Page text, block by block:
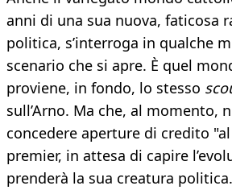
anni di una sua nuova, faticosa
politica, s’interroga in qualche
scenario che si apre. È quel
proviene, in fondo, lo stesso
sull’Arno. Ma che, al momento,
concedere aperture di credito "al
premier, in attesa di capire
prenderà la sua creatura politica.